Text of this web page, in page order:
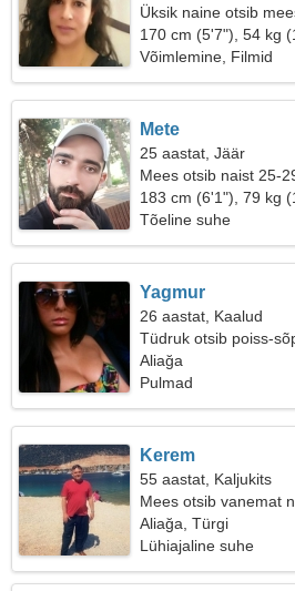
Üksik naine otsib
170 cm (5'7"), 54 kg
Võimlemine, Filmid
Mete
25 aastat, Jäär
Mees otsib naist 25-
183 cm (6'1"), 79 kg
Tõeline suhe
Yagmur
26 aastat, Kaalud
Tüdruk otsib poiss-
Aliağa
Pulmad
Kerem
55 aastat, Kaljukits
Mees otsib vanemat
Aliağa, Türgi
Lühiajaline suhe